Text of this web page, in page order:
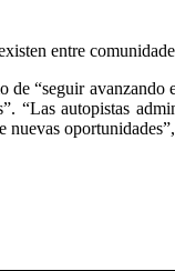
entre
de “seguir
“Las autopistas